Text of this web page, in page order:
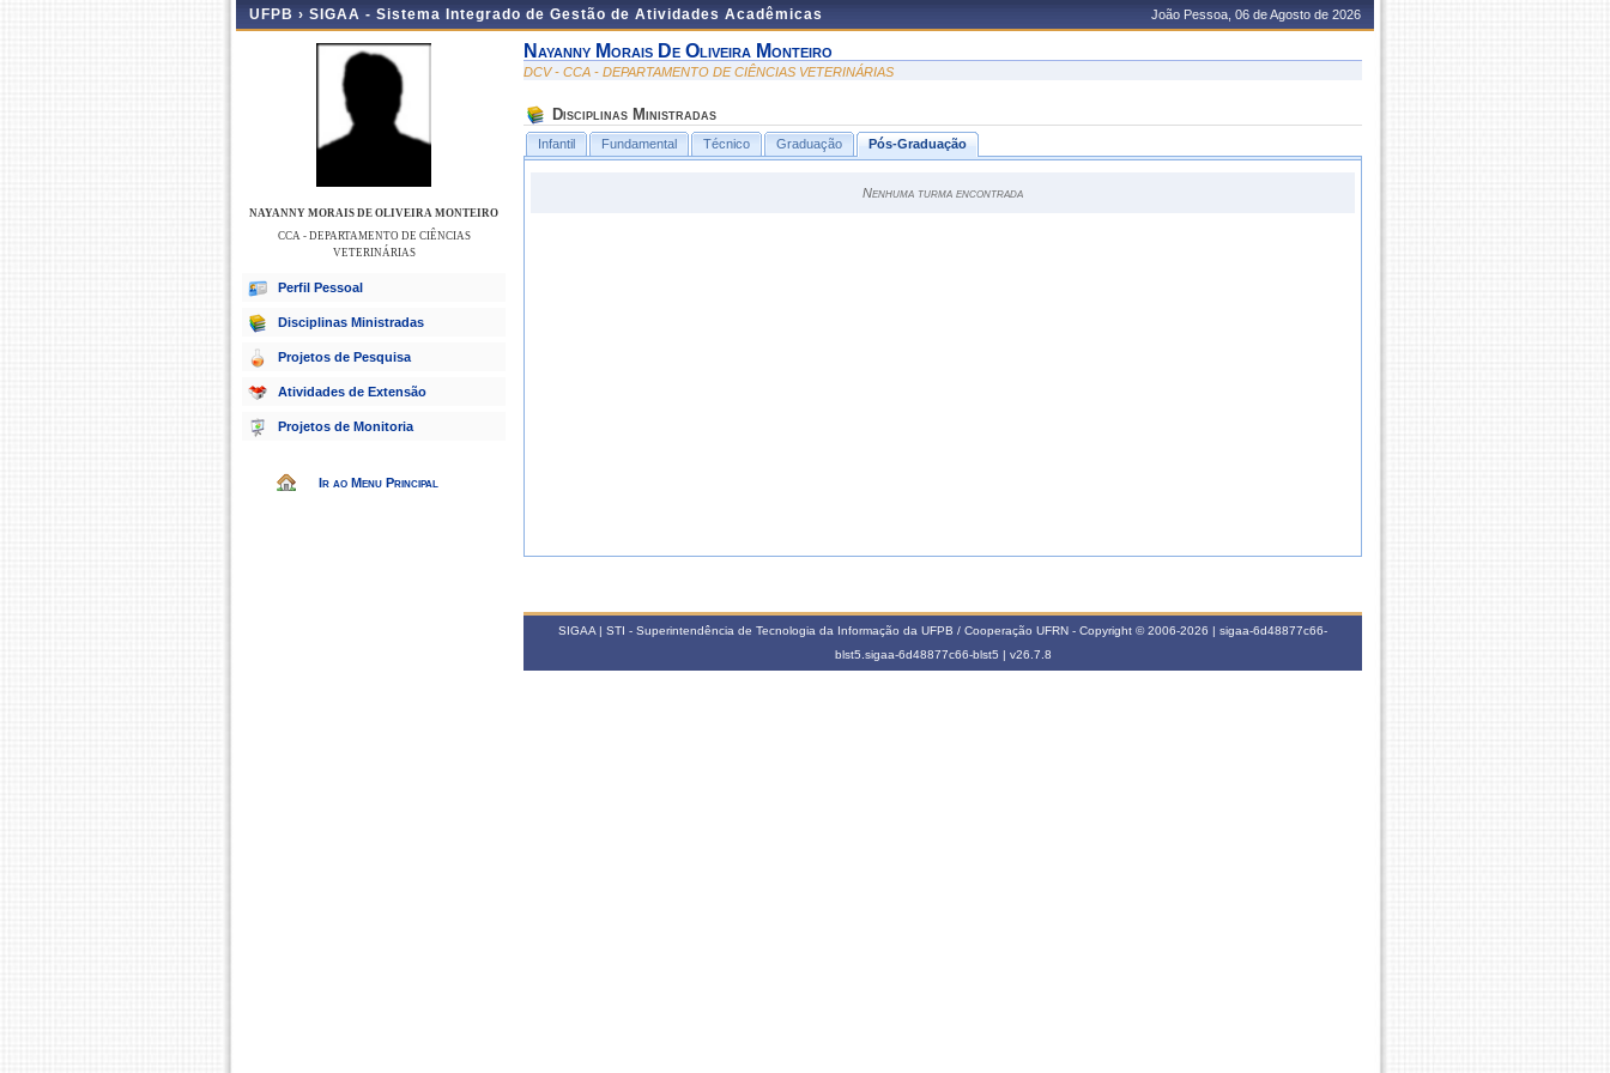
UFPB › SIGAA - Sistema Integrado de Gestão de Atividades Acadêmicas João Pessoa, 06 de Agosto de 2026
NAYANNY MORAIS DE OLIVEIRA MONTEIRO
CCA - DEPARTAMENTO DE CIÊNCIAS
VETERINÁRIAS
Perfil Pessoal
Disciplinas Ministradas
Projetos de Pesquisa
Atividades de Extensão
Projetos de Monitoria
Ir ao Menu Principal
Nayanny Morais De Oliveira Monteiro
DCV - CCA - DEPARTAMENTO DE CIÊNCIAS VETERINÁRIAS
Disciplinas Ministradas
Infantil Fundamental Técnico Graduação Pós-Graduação
Nenhuma turma encontrada
SIGAA | STI - Superintendência de Tecnologia da Informação da UFPB / Cooperação UFRN - Copyright © 2006-2026 | sigaa-6d48877c66-
blst5.sigaa-6d48877c66-blst5 | v26.7.8